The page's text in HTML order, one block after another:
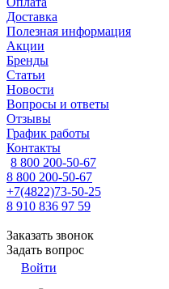
Доставка
Полезная информация
Акции
Бренды
Статьи
Новости
Вопросы и ответы
Отзывы
График работы
Контакты
8 800 200-50-67
8 800 200-50-67
+7(4822)73-50-25
8 910 836 97 59
Заказать звонок
Задать вопрос
Войти